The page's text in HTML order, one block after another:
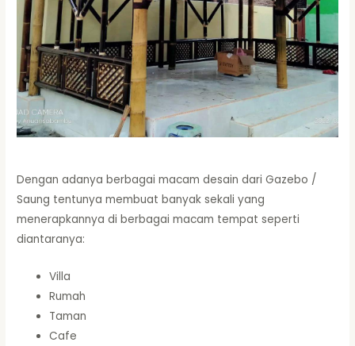
Dengan adanya berbagai macam desain dari Gazebo /
Saung tentunya membuat banyak sekali yang
menerapkannya di berbagai macam tempat seperti
diantaranya:
Villa
Rumah
Taman
Cafe